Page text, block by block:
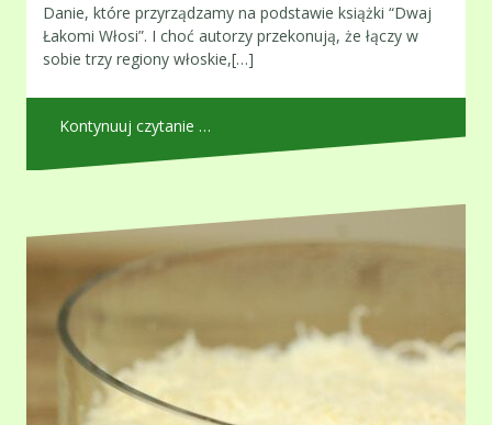
Danie, które przyrządzamy na podstawie książki “Dwaj
Łakomi Włosi”. I choć autorzy przekonują, że łączy w
sobie trzy regiony włoskie,[…]
Kontynuuj czytanie …